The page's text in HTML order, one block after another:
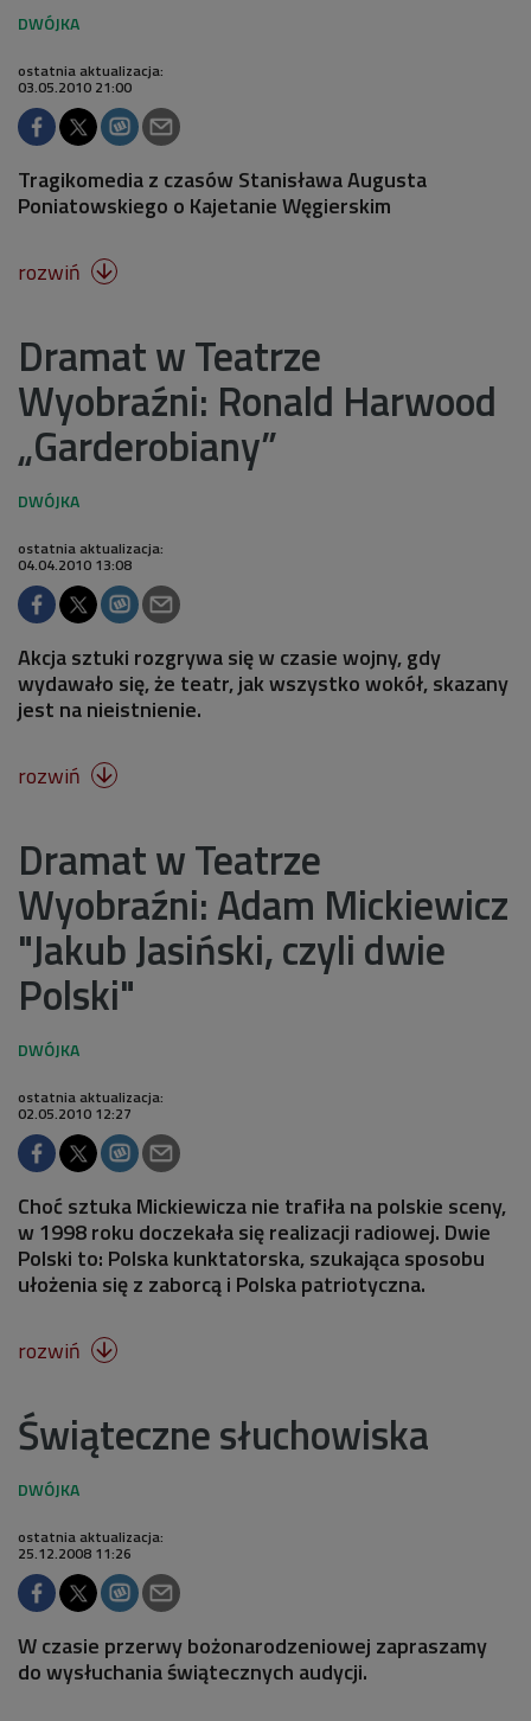
ostatnia aktualizacja:
03.05.2010 21:00
Tragikomedia z czasów Stanisława Augusta
Poniatowskiego o Kajetanie Węgierskim
rozwiń 
Dramat w Teatrze
Wyobraźni: Ronald Harwood
„Garderobiany”
ostatnia aktualizacja:
04.04.2010 13:08
Akcja sztuki rozgrywa się w czasie wojny, gdy
wydawało się, że teatr, jak wszystko wokół, skazany
jest na nieistnienie.
rozwiń 
Dramat w Teatrze
Wyobraźni: Adam Mickiewicz
"Jakub Jasiński, czyli dwie
Polski"
ostatnia aktualizacja:
02.05.2010 12:27
Choć sztuka Mickiewicza nie trafiła na polskie sceny,
w 1998 roku doczekała się realizacji radiowej. Dwie
Polski to: Polska kunktatorska, szukająca sposobu
ułożenia się z zaborcą i Polska patriotyczna.
rozwiń 
Świąteczne słuchowiska
ostatnia aktualizacja:
25.12.2008 11:26
W czasie przerwy bożonarodzeniowej zapraszamy
do wysłuchania świątecznych audycji.